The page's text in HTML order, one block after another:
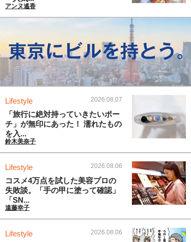
アンヌ遙香
Lifestyle 2026.08.07
「旅行に絶対持っていきたいポー
チ」が無印にあった！ 濡れたもの
を入...
鈴木美奈子
Lifestyle 2026.08.06
コスメ4万点を試した美容プロの
失敗談。「手の甲に塗って確認」
「SN...
遠藤幸子
Lifestyle 2026.08.06